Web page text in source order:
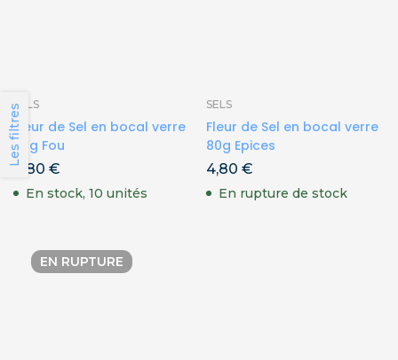
Les filtresSELS
Fleur de Sel en bocal verre
80g Fou
4,80 €
En stock, 10 unités
SELS
Fleur de Sel en bocal verre
80g Epices
4,80 €
En rupture de stock
EN RUPTURE